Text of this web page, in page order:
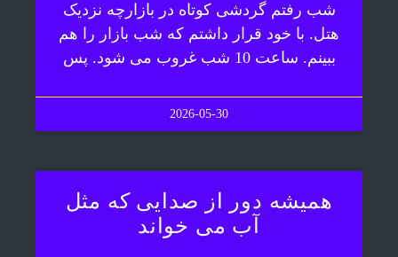
شب رفتم گردشی کوتاه در بازارچه نزدیک
هتل. با خود قرار داشتم که شب بازار را هم
ببینم. ساعت 10 شب غروب می شود. پس
2026-05-30
همیشه دور از صدایی که مثل
آب می خواند